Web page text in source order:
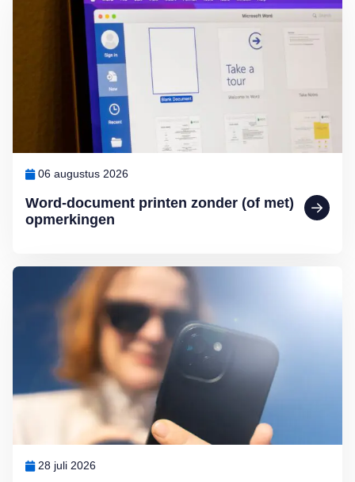
Word-document printen zonder (of met)
opmerkingen
06 augustus 2026
28 juli 2026
Lees meer over Slecht leesbaar scherm in de zon: zo los je het op